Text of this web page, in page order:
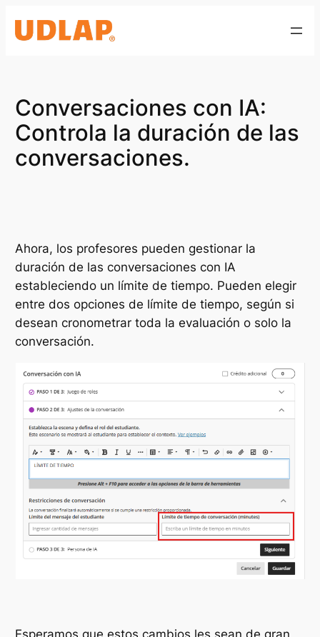
Conversaciones con IA:
Controla la duración de las
conversaciones.
Ahora, los profesores pueden gestionar la
duración de las conversaciones con IA
estableciendo un límite de tiempo. Pueden elegir
entre dos opciones de límite de tiempo, según si
desean cronometrar toda la evaluación o solo la
conversación.
Esperamos que estos cambios les sean de gran